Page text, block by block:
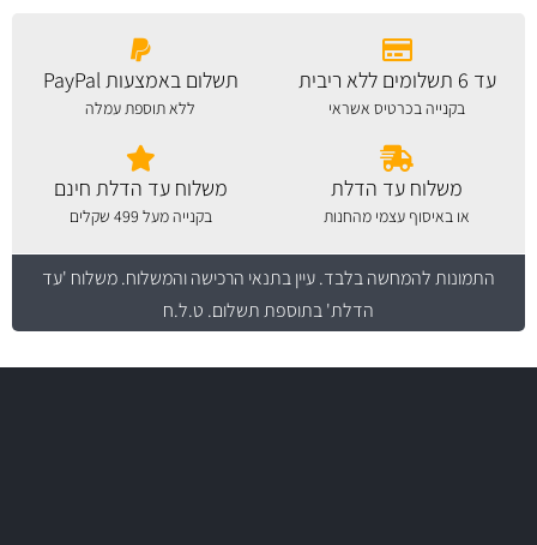
עד 6 תשלומים ללא ריבית
בקנייה בכרטיס אשראי
תשלום באמצעות PayPal
ללא תוספת עמלה
משלוח עד הדלת
או באיסוף עצמי מהחנות
משלוח עד הדלת חינם
בקנייה מעל 499 שקלים
התמונות להמחשה בלבד.עיין בתנאי הרכישה והמשלוח. משלוח 'עד
הדלת' בתוספת תשלום. ט.ל.ח